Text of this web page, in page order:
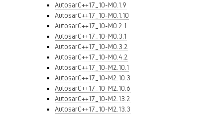
AutosarC++17_10-M0.1.9
AutosarC++17_10-M0.1.10
AutosarC++17_10-M0.2.1
AutosarC++17_10-M0.3.1
AutosarC++17_10-M0.3.2
AutosarC++17_10-M0.4.2
AutosarC++17_10-M2.10.1
AutosarC++17_10-M2.10.3
AutosarC++17_10-M2.10.6
AutosarC++17_10-M2.13.2
AutosarC++17_10-M2.13.3